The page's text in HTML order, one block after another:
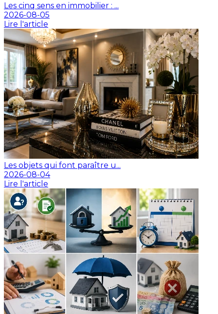
Les cinq sens en immobilier : ...
2026-08-05
Lire l'article
Les objets qui font paraître u...
2026-08-04
Lire l'article